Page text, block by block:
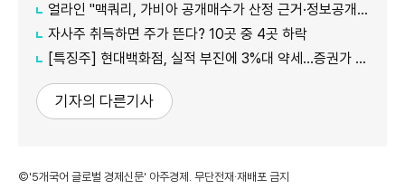
얼라인 "맥쿼리, 가비아 공개매수가 산정 근거·정보공개 더 밝혀야"
자사주 취득하면 주가 뜬다? 10곳 중 4곳 하락
[특징주] 현대백화점, 실적 부진에 3%대 약세…증권가 목표가 줄하향
기자의 다른기사
©'5개국어 글로벌 경제신문' 아주경제. 무단전재·재배포 금지